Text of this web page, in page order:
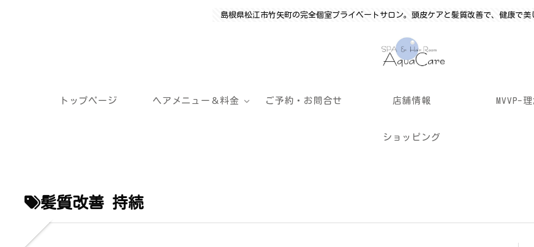
島根県松江市竹矢町の完全個室プライベートサロン。頭皮ケアと髪質改善で、健康で美
トップページ ヘアメニュー＆料金 ご予約・お問合せ 店舗情報 MVVP-
ショッピング
髪質改善 持続